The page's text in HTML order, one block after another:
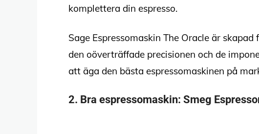
komplettera din espresso.
Sage Espressomaskin The Oracle är
den oöverträffade precisionen och de
att äga den bästa espressomaskinen på
2. Bra espressomaskin: Smeg